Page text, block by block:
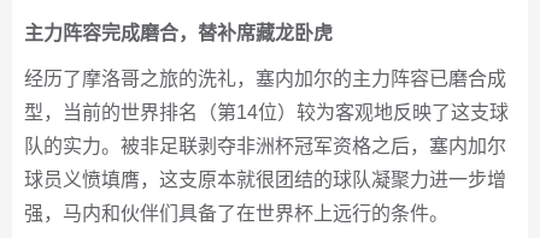
主力阵容完成磨合，替补席藏龙卧虎
经历了摩洛哥之旅的洗礼，塞内加尔的主力阵容已磨合成
型，当前的世界排名（第14位）较为客观地反映了这支球
队的实力。被非足联剥夺非洲杯冠军资格之后，塞内加尔
球员义愤填膺，这支原本就很团结的球队凝聚力进一步增
强，马内和伙伴们具备了在世界杯上远行的条件。